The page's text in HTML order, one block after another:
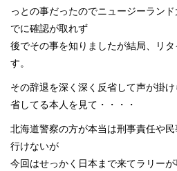
っとの事だったのでニュージーラン
でに確認が取れず
後でその事を知りましたが結局、リ
す。
その辞退を深く深く反省して声が掛
省してる本人を見て・・・・
北海道警察の方が本当は刑事責任や
行けないが
今回はせっかく日本まで来てラリー